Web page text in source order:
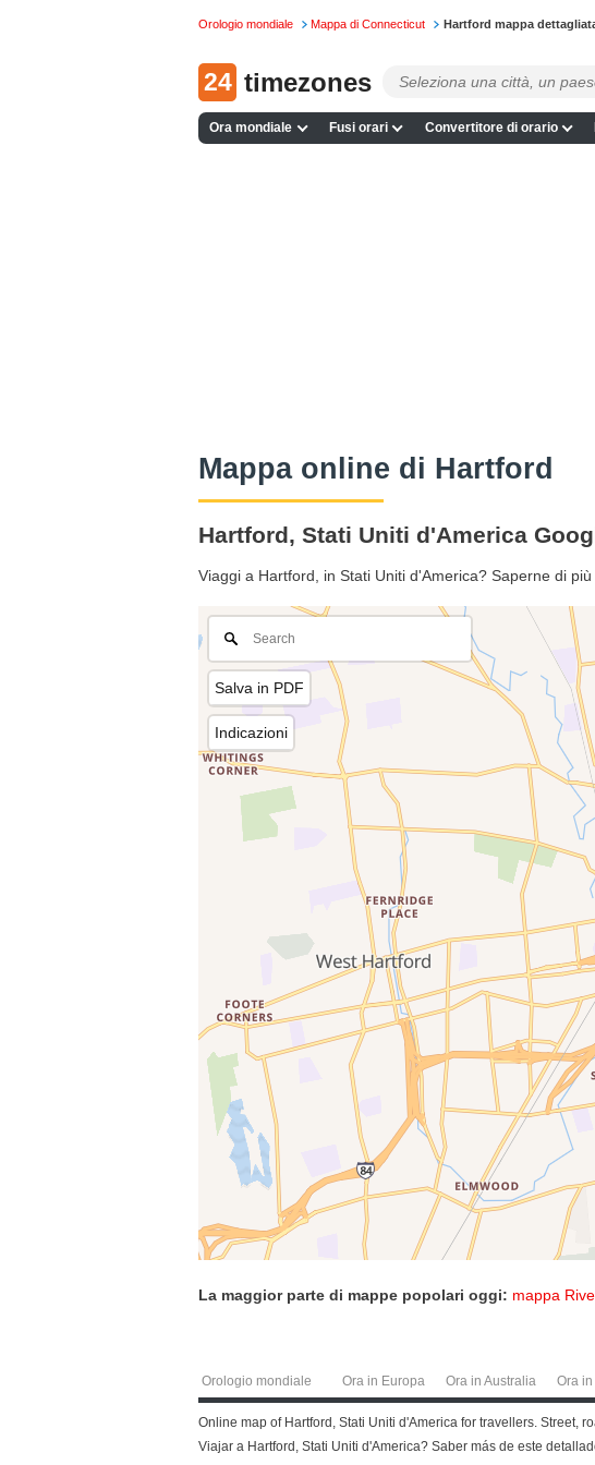
Orologio mondiale Mappa di Connecticut Hartford mappa
24 timezones
Ora mondiale Fusi orari Convertitore di orario
Mappa online di Hartford
Hartford, Stati Uniti d'America
Viaggi a Hartford, in Stati Uniti d'America? Saperne di
Salva in PDF
Indicazioni
La maggior parte di mappe popolari oggi: mappa
Orologio mondiale Ora in Europa Ora in Australia Ora
Online map of Hartford, Stati Uniti d'America for travellers. Street,
Viajar a Hartford, Stati Uniti d'America? Saber más de este